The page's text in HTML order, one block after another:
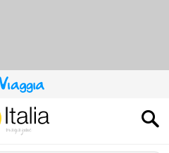
QUESTO
SITO
CONTRIBUISCE
ALL’AUDIENCE
DI